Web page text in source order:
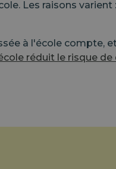
Les raisons
à l'école compte,
réduit le risque